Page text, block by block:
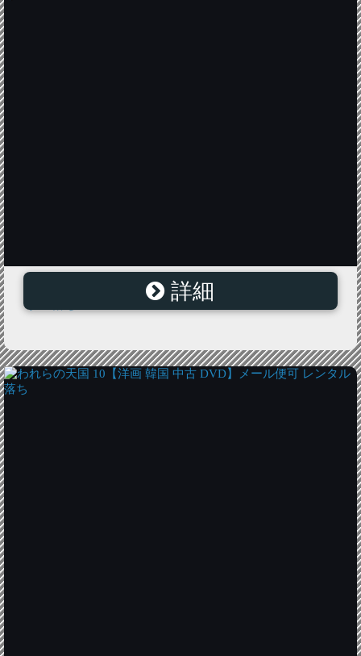
われらの天国 3【洋画 韓国 中古 DVD】メール便可 レン
詳細